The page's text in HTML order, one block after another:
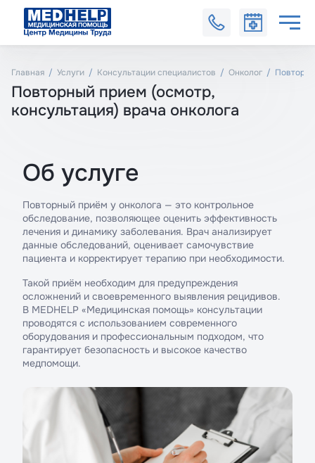
Главная Услуги Консультации специалистов Онколог
Повторный прием (осмотр,
консультация) врача онколога
Об услуге
Повторный приём у онколога — это контрольное
обследование, позволяющее оценить эффективность
лечения и динамику заболевания. Врач анализирует
данные обследований, оценивает самочувствие
пациента и корректирует терапию при необходимости.
Такой приём необходим для предупреждения
осложнений и своевременного выявления рецидивов.
В MEDHELP «Медицинская помощь» консультации
проводятся с использованием современного
оборудования и профессиональным подходом, что
гарантирует безопасность и высокое качество
медпомощи.